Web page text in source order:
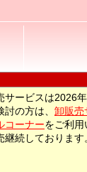
ービスは2026
の方は、 卸販売
コーナーをご利用
続しております